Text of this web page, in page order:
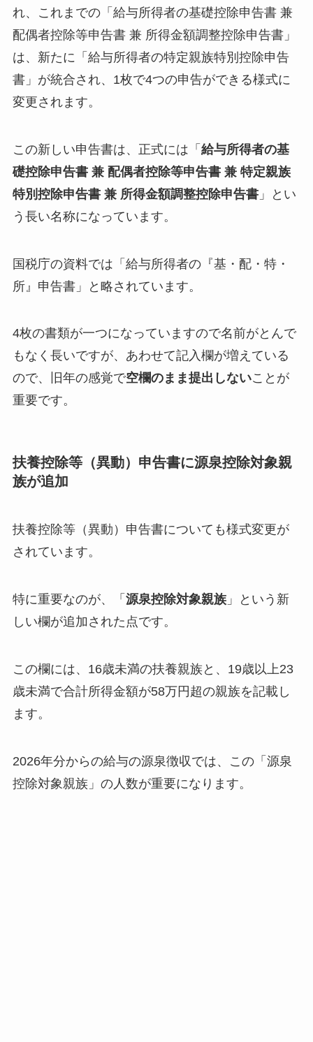
れ、これまでの「給与所得者の基礎控除申告書 兼
配偶者控除等申告書 兼 所得金額調整控除申告書」
は、新たに「給与所得者の特定親族特別控除申告
書」が統合され、1枚で4つの申告ができる様式に
変更されます。
この新しい申告書は、正式には「 給与所得者の基
礎控除申告書 兼 配偶者控除等申告書 兼 特定親族
特別控除申告書 兼 所得金額調整控除申告書」とい
う長い名称になっています。
国税庁の資料では「給与所得者の『基・配・特・
所』申告書」と略されています。
4枚の書類が一つになっていますので名前がとんで
もなく長いですが、あわせて記入欄が増えている
ので、旧年の感覚で空欄のまま提出しないことが
重要です。
扶養控除等（異動）申告書に源泉控除対象親
族が追加
扶養控除等（異動）申告書についても様式変更が
されています。
特に重要なのが、「 源泉控除対象親族」という新
しい欄が追加された点です。
この欄には、16歳未満の扶養親族と、19歳以上23
歳未満で合計所得金額が58万円超の親族を記載し
ます。
2026年分からの給与の源泉徴収では、この「源泉
控除対象親族」の人数が重要になります。